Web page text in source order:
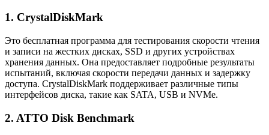
1. CrystalDiskMark
Это бесплатная программа для тестирования скорости чтения
и записи на жестких дисках, SSD и других устройствах
хранения данных. Она предоставляет подробные результаты
испытаний, включая скорости передачи данных и задержку
доступа. CrystalDiskMark поддерживает различные типы
интерфейсов диска, такие как SATA, USB и NVMe.
2. ATTO Disk Benchmark